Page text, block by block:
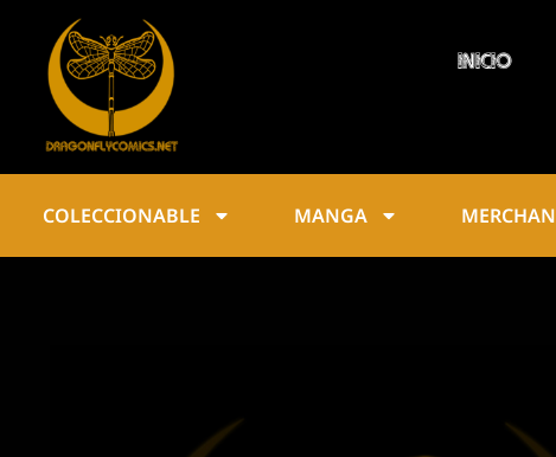
INICIO
COLECCIONABLE MANGA MERCHAN